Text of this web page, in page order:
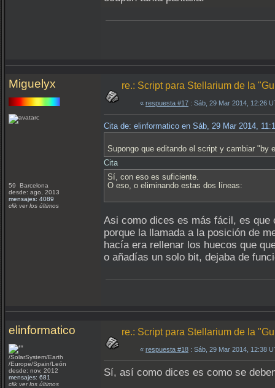
Miguelyx
59 Barcelona
desde: ago, 2013
mensajes: 4089
clik ver los últimos
re.: Script para Stellarium de la
« respuesta #17 : Sáb, 29 Mar 2014, 12:26
Cita de: elinformatico en Sáb, 29 Mar 2014,
Supongo que editando el script y cambiar "by
Cita
Sí, con eso es suficiente.
O eso, o eliminando estas dos líneas:
Asi como dices es más fácil, es que
porque la llamada a la posición de
hacía era rellenar los huecos que
o añadías un solo bit, dejaba de
elinformatico
/SolarSystem/Earth
/Europe/Spain/León
desde: nov, 2012
mensajes: 681
clik ver los últimos
re.: Script para Stellarium de la
« respuesta #18 : Sáb, 29 Mar 2014, 12:38
Sí, así como dices es como se